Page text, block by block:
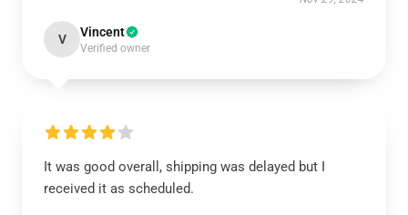
V Vincent
Verified owner
It was good overall, shipping was delayed but I
received it as scheduled.